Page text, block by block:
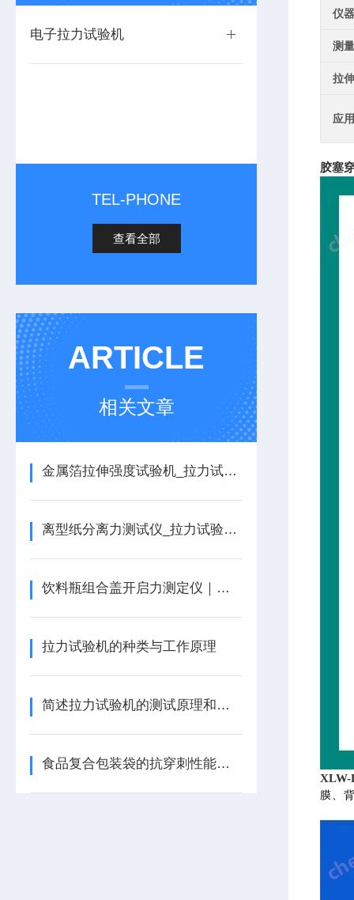
电子拉力试验机
TEL-PHONE
查看全部
ARTICLE
相关文章
金属箔拉伸强度试验机_拉力试验机的详细介绍
离型纸分离力测试仪_拉力试验机的详细介绍
饮料瓶组合盖开启力测定仪｜拉力试验机
拉力试验机的种类与工作原理
简述拉力试验机的测试原理和测试方法
食品复合包装袋的抗穿刺性能检测方法与仪器
仪
测
拉
应
胶塞
XLW-
膜、